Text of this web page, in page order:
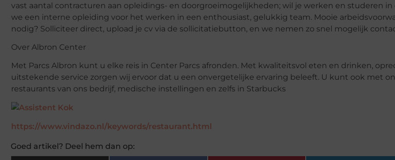
vast aantal contracturen aan opleidings- en doorgroeimogelijkheden; wil je werken en studeren
we een interne opleiding voor het werken in een enthousiast, gelukkig team. Mooie
nodig? Solliciteer direct, upload je cv via de sollicitatiebutton, en we nemen zo snel mogelijk
Over Albron Center
Met Parcs Albron kunt u elke reis in Center Parcs afronden. Met kwaliteitsvol eten en drinken,
uitstekende service zorgen wij ervoor dat u een onvergetelijke ervaring beleeft. U kunt ook met
restaurants van ons bedrijf, medische instellingen en zelfs in Starbucks
https://www.vindazo.nl/keywords/restaurant.html
Goed artikel? Deel hem dan op: